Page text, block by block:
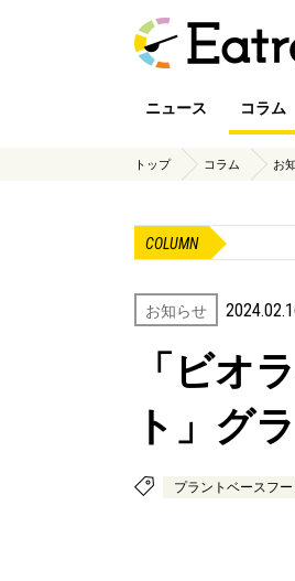
ニュース コラム
トップ コラム お
COLUMN
お知らせ
「ビオ
ト」グ
プラントベースフー